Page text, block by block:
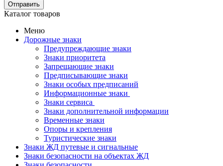
Отправить
Каталог товаров
Меню
Дорожные знаки
Предупреждающие знаки
Знаки приоритета
Запрещающие знаки
Предписывающие знаки
Знаки особых предписаний
Информационные знаки
Знаки сервиса
Знаки дополнительной информации
Временные знаки
Опоры и крепления
Туристические знаки
Знаки ЖД путевые и сигнальные
Знаки безопасности на объектах ЖД